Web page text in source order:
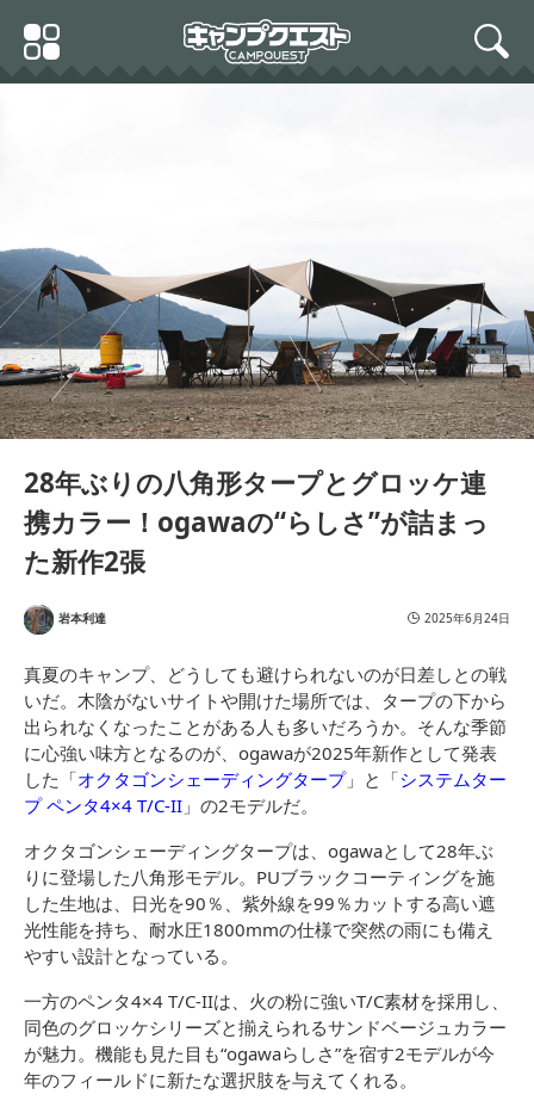
Primary
Menu
search
28年ぶりの八角形タープとグロッケ連
携カラー！ogawaの“らしさ”が詰まっ
た新作2張
岩本利達 2025年6月24日
真夏のキャンプ、どうしても避けられないのが日差しとの戦
いだ。木陰がないサイトや開けた場所では、タープの下から
出られなくなったことがある人も多いだろうか。そんな季節
に心強い味方となるのが、ogawaが2025年新作として発表
した「オクタゴンシェーディングタープ」と「システムター
プ ペンタ4×4 T/C-II 」の2モデルだ。
オクタゴンシェーディングタープは、ogawaとして28年ぶ
りに登場した八角形モデル。PUブラックコーティングを施
した生地は、日光を90％、紫外線を99％カットする高い遮
光性能を持ち、耐水圧1800mmの仕様で突然の雨にも備え
やすい設計となっている。
一方のペンタ4×4 T/C-IIは、火の粉に強いT/C素材を採用し、
同色のグロッケシリーズと揃えられるサンドベージュカラー
が魅力。機能も見た目も“ogawaらしさ”を宿す2モデルが今
年のフィールドに新たな選択肢を与えてくれる。